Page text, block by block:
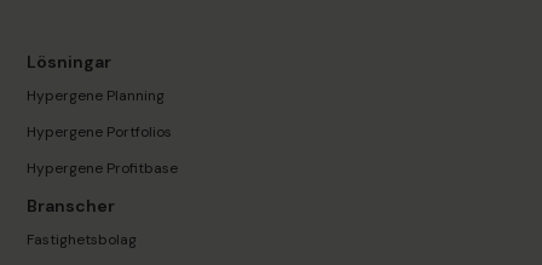
Lösningar
Hypergene Planning
Hypergene Portfolios
Hypergene Profitbase
Branscher
Fastighetsbolag